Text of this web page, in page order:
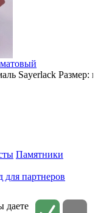
Sayerlack
Памятники
для партнеров
персональных
даете